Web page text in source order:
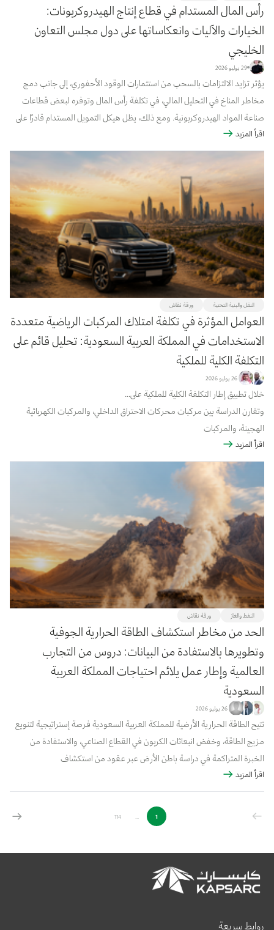
رأس المال المستدام في قطاع إنتاج الهيدروكربونات:
الخيارات والآليات وانعكاساتها على دول مجلس التعاون
الخليجي
29 يوليو 2026
يؤثر تزايد الالتزامات بالسحب من استثمارات الوقود الأحفوري، إلى جانب دمج
مخاطر المناخ في التحليل المالي، في تكلفة رأس المال وتوفره لبعض قطاعات
صناعة المواد الهيدروكربونية. ومع ذلك، يظل هيكل التمويل المستدام قادرًا على
استيعاب شركات النفط والغاز التي تحقق تقدمًا موثوقًا وقائمًا على أسس ...
اقرأ المزيد
النقل والبنية التحتية ورقة نقاش
العوامل المؤثرة في تكلفة امتلاك المركبات الرياضية متعددة
الاستخدامات في المملكة العربية السعودية: تحليل قائم على
التكلفة الكلية للملكية
26 يوليو 2026
خلال تطبيق إطار التكلفة الكلية للملكية على...
وتقارن الدراسة بين مركبات محركات الاحتراق الداخلي، والمركبات الكهربائية
الهجينة، والمركبات
الكهربائية الهجينة القابلة للشحن الخارجي، والمركبات الكهربائية العاملة
بالبطاريات، وذلك على فترة
ملكية تبلغ 10 سنوات ومسافة تشغيلية قدرها 250,000 كيلومتر.
اقرأ المزيد
النفط والغاز ورقة نقاش
الحد من مخاطر استكشاف الطاقة الحرارية الجوفية
وتطويرها بالاستفادة من البيانات: دروس من التجارب
العالمية وإطار عمل يلائم احتياجات المملكة العربية
السعودية
26 يوليو 2026
تتيح الطاقة الحرارية الأرضية للمملكة العربية السعودية فرصة إستراتيجية لتنويع
مزيج الطاقة، وخفض انبعاثات الكربون في القطاع الصناعي، والاستفادة من
الخبرة المتراكمة في دراسة باطن الأرض عبر عقود من استكشاف
الهيدروكربونات، ومع ذلك، لا يزال التوسع في استغلال هذا المورد مقيدًا بحالة
من الضبا...
اقرأ المزيد
1
...
114
روابط سريعة